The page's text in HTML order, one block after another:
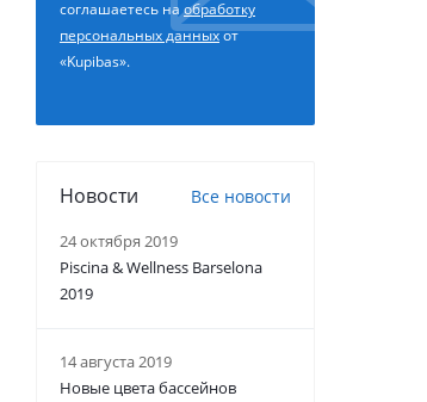
соглашаетесь наобработку
персональных данныхот
«Kupibas».
Новости Все новости
24 октября 2019
Piscina & Wellness Barselona
2019
14 августа 2019
Новые цвета бассейнов